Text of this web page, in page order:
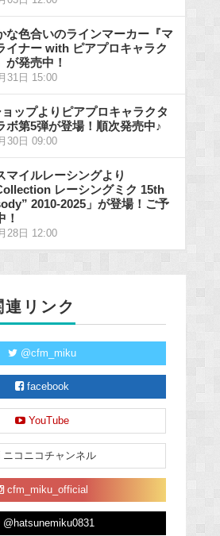
な色合いのラインマーカー『マ
イナー with ピアプロキャラク
が発売中！
31日 15:00
ップよりピアプロキャラクタ
ボ第5弾が登場！順次発売中♪
30日 09:00
マイルレーシングより
レーシングミク 15th
2010-2025」が登場！ご予
！
28日 12:00
リンク
@cfm_miku
facebook
YouTube
ニコニコチャンネル
cfm_miku_official
@hatsunemiku0831